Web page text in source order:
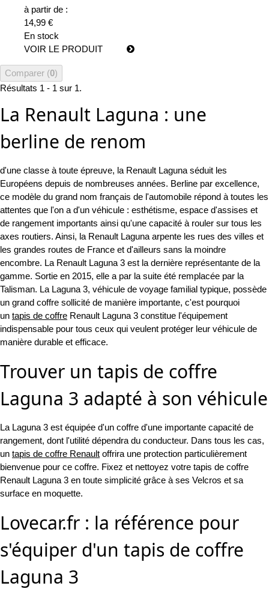
à partir de :
14,99 €
En stock
VOIR LE PRODUIT
Comparer (0)
Résultats 1 - 1 sur 1.
La Renault Laguna : une
berline de renom
d'une classe à toute épreuve, la Renault Laguna séduit les
Européens depuis de nombreuses années. Berline par excellence,
ce modèle du grand nom français de l'automobile répond à toutes les
attentes que l'on a d'un véhicule : esthétisme, espace d'assises et
de rangement importants ainsi qu'une capacité à rouler sur tous les
axes routiers. Ainsi, la Renault Laguna arpente les rues des villes et
les grandes routes de France et d'ailleurs sans la moindre
encombre. La Renault Laguna 3 est la dernière représentante de la
gamme. Sortie en 2015, elle a par la suite été remplacée par la
Talisman. La Laguna 3, véhicule de voyage familial typique, possède
un grand coffre sollicité de manière importante, c'est pourquoi
un tapis de coffre Renault Laguna 3 constitue l'équipement
indispensable pour tous ceux qui veulent protéger leur véhicule de
manière durable et efficace.
Trouver un tapis de coffre
Laguna 3 adapté à son véhicule
La Laguna 3 est équipée d'un coffre d'une importante capacité de
rangement, dont l'utilité dépendra du conducteur. Dans tous les cas,
un tapis de coffre Renault offrira une protection particulièrement
bienvenue pour ce coffre. Fixez et nettoyez votre tapis de coffre
Renault Laguna 3 en toute simplicité grâce à ses Velcros et sa
surface en moquette.
Lovecar.fr : la référence pour
s'équiper d'un tapis de coffre
Laguna 3